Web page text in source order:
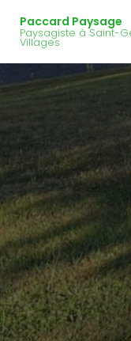
contenu
principal
Paccard Paysage
Paysagiste à Saint-Genix-les-
Villages